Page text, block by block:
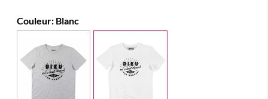
Couleur: Blanc